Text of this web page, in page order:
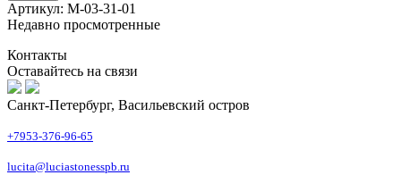
Артикул: М-03-31-01
Недавно просмотренные
Контакты
Оставайтесь на связи
Санкт-Петербург, Васильевский остров
+7953-376-96-65
lucita@luciastonesspb.ru